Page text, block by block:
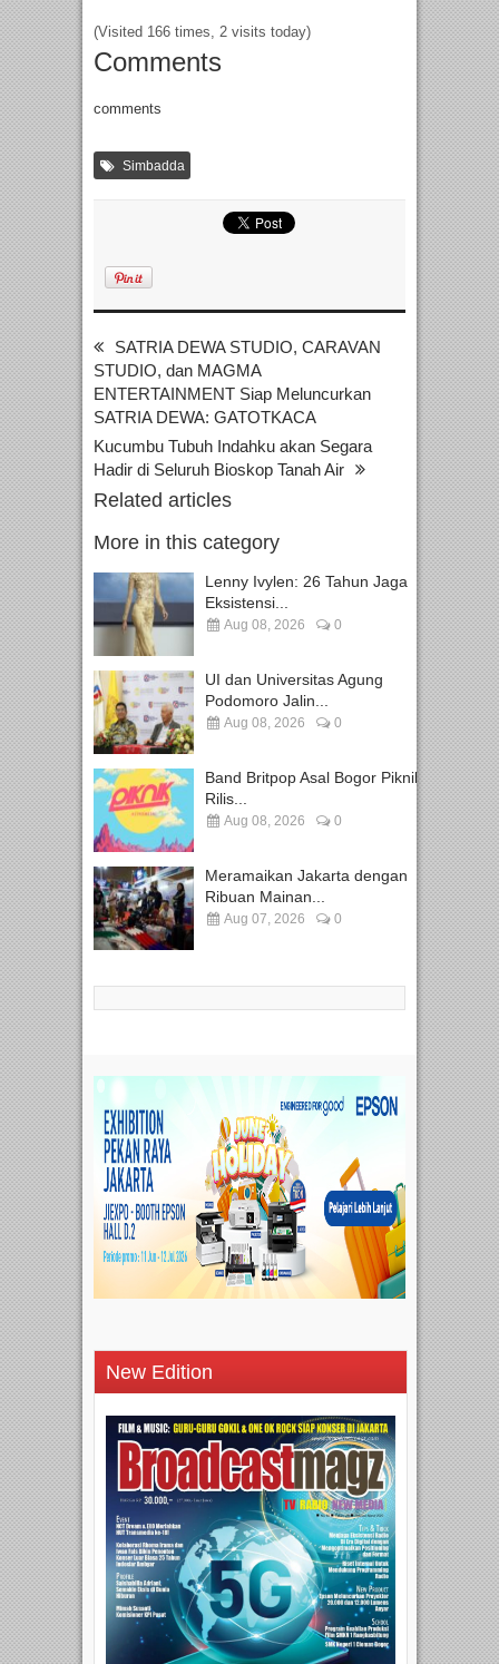
(Visited 166 times, 2 visits today)
Comments
comments
Simbadda
SATRIA DEWA STUDIO, CARAVAN
STUDIO, dan MAGMA
ENTERTAINMENT Siap Meluncurkan
SATRIA DEWA: GATOTKACA
Kucumbu Tubuh Indahku akan Segara
Hadir di Seluruh Bioskop Tanah Air
Related articles
More in this category
Lenny Ivylen: 26 Tahun Jaga
Eksistensi...
Aug 08, 2026 0
UI dan Universitas Agung
Podomoro Jalin...
Aug 08, 2026 0
Band Britpop Asal Bogor Piknik
Rilis...
Aug 08, 2026 0
Meramaikan Jakarta dengan
Ribuan Mainan...
Aug 07, 2026 0
New Edition